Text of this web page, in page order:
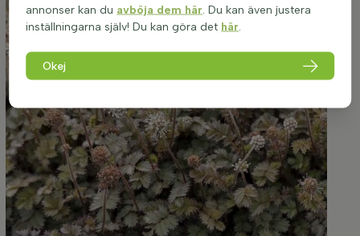
annonser kan du avböja dem här . Du kan även justera
inställningarna själv! Du kan göra det här
Okej